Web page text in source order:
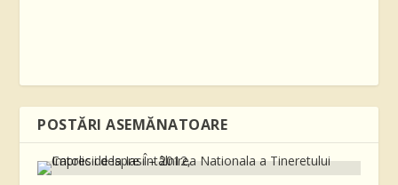
POSTĂRI ASEMĂNATOARE